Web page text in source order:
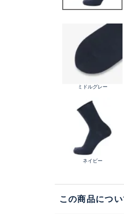
ミドルグレー
ネイビー
この商品につい